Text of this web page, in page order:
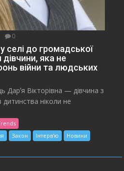
0
селі до громадської
дівчини, яка не
війни та людських
Дарʼя Вікторівна — дівчина з
ніколи не
Закон Інтерв'ю
Новини